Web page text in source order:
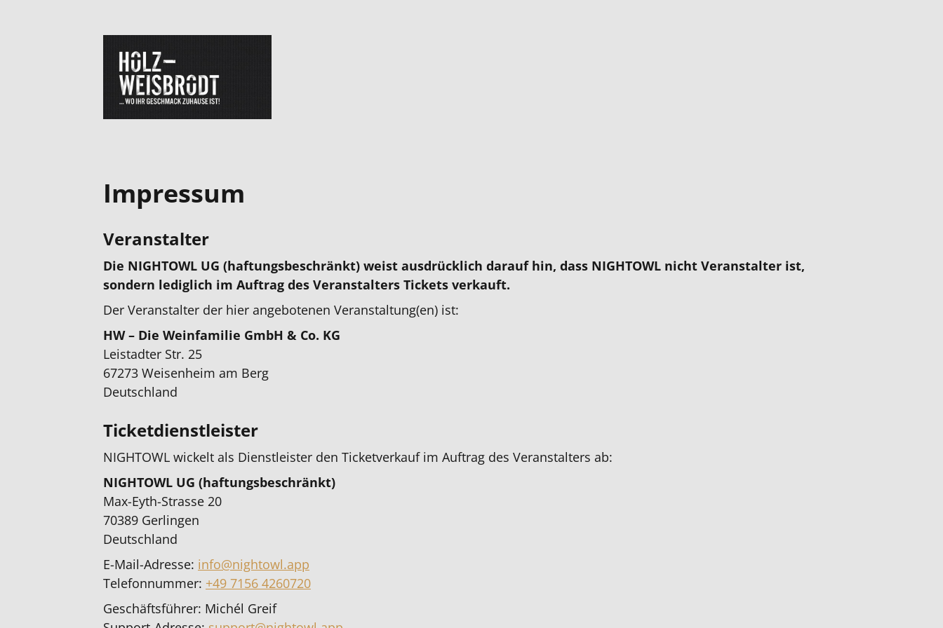
Impressum
Veranstalter
Die NIGHTOWL UG (haftungsbeschränkt) weist ausdrücklich darauf hin, dass NIGHTOWL nicht Veranstalter ist,
sondern lediglich im Auftrag des Veranstalters Tickets verkauft.
Der Veranstalter der hier angebotenen Veranstaltung(en) ist:
HW – Die Weinfamilie GmbH & Co. KG
Leistadter Str. 25
67273 Weisenheim am Berg
Deutschland
Ticketdienstleister
NIGHTOWL wickelt als Dienstleister den Ticketverkauf im Auftrag des Veranstalters ab:
NIGHTOWL UG (haftungsbeschränkt)
Max-Eyth-Strasse 20
70389 Gerlingen
Deutschland
E-Mail-Adresse: info@nightowl.app
Telefonnummer: +49 7156 4260720
Geschäftsführer: Michél Greif